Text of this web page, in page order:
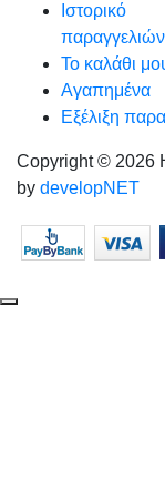
Ιστορικό
παραγγελιών
Το καλάθι
Αγαπημένα
Εξέλιξη
Copyright © 2026
by developNET